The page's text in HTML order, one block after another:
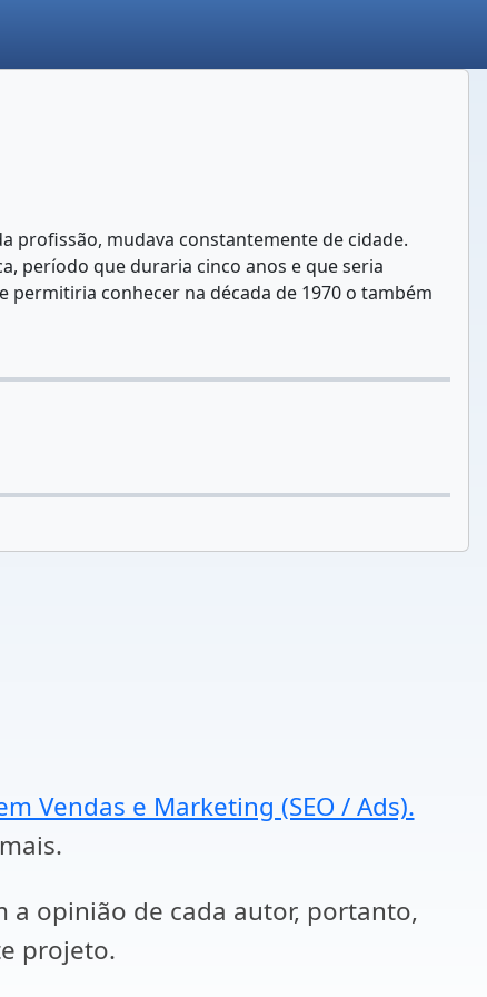
profissão, mudava constantemente de cidade.
período que duraria cinco anos e que seria
conhecer na década de 1970 o também
Vendas e Marketing (SEO / Ads).
a opinião de cada autor, portanto,
projeto.